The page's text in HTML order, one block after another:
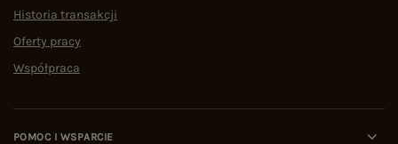
Historia transakcji
Oferty pracy
Współpraca
POMOC I WSPARCIE